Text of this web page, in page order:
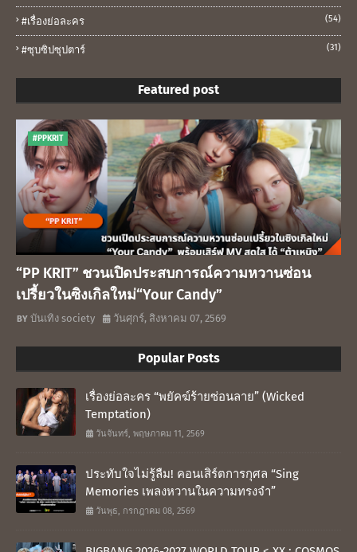
#เรื่องย่อละคร (54)
#ซุบซิปซุปตาร์ (31)
Featured post
#PPKRIT
“PP KRIT” ชวนเปิดประสบการณ์ความหวานซ่อน
เปรี้ยวในซิงเกิลใหม่“Your Candy”
บันเทิง society วันศุกร์, สิงหาคม 07, 2569
Popular Posts
เรื่องย่อละคร “พยัคฆ์ร้ายซ่อนลาย” (Wicked
Temptation)
วันจันทร์, พฤษภาคม 11, 2569
ประทับใจไม่รู้ลืม! คอนเสิร์ตการกุศล “Sing
Memories เพลงหวานในความทรงจำ”
วันพุธ, กรกฎาคม 08, 2569